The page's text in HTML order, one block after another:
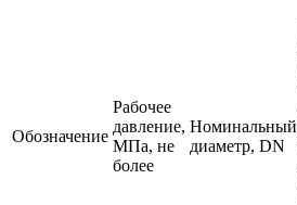
Обозначение
Рабочее
давление,
МПа, не
более
Номинальный
диаметр, DN